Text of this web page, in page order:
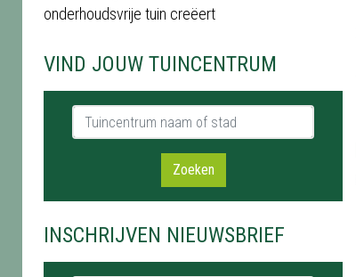
onderhoudsvrije tuin creëert
VIND JOUW TUINCENTRUM
Tuincentrum naam of stad
Zoeken
INSCHRIJVEN NIEUWSBRIEF